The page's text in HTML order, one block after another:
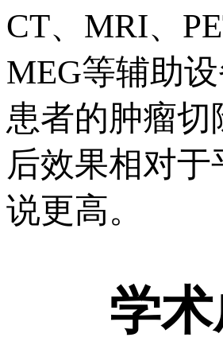
CT、MRI、
MEG等辅助
患者的肿瘤切
后效果相对于
说更高。
学术